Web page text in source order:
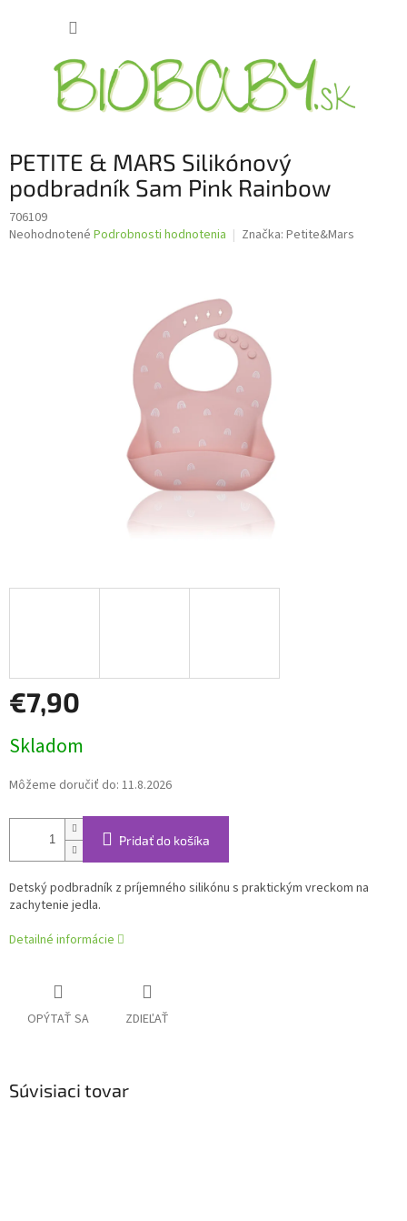
PETITE & MARS Silikónový
podbradník Sam Pink Rainbow
706109
Priemerné
Neohodnotené Podrobnosti hodnotenia Značka: Petite&Mars
€7,90
cena:
Skladom
Môžeme doručiť do: 11.8.2026
Pridať do košíka
Detský podbradník z príjemného silikónu s praktickým vreckom na
zachytenie jedla.
Detailné informácie
OPÝTAŤ SA ZDIEĽAŤ
Súvisiaci tovar